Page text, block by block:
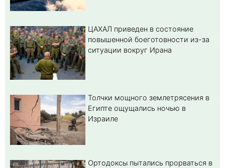
ЦАХАЛ приведен в состояние
повышенной боеготовности из-за
ситуации вокруг Ирана
Толчки мощного землетрясения в
Египте ощущались ночью в
Израиле
Ортодоксы пытались прорваться в